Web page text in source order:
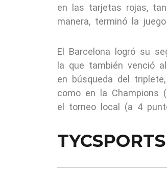
en las tarjetas rojas,
manera, terminó la
El Barcelona logró su
la que también venció
en búsqueda del
como en la Champions
el torneo local (a 4
TYCSPORTS